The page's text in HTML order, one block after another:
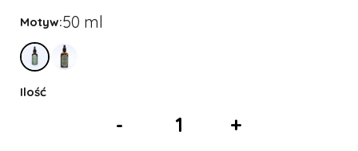
Motyw:50 ml
Ilość
- +